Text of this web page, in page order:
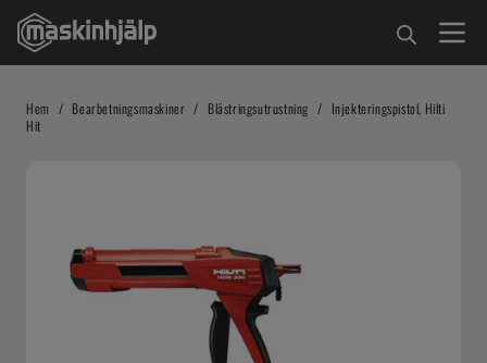
Hem / Bearbetningsmaskiner / Blästringsutrustning / Injekteringspistol, Hilti
Hit